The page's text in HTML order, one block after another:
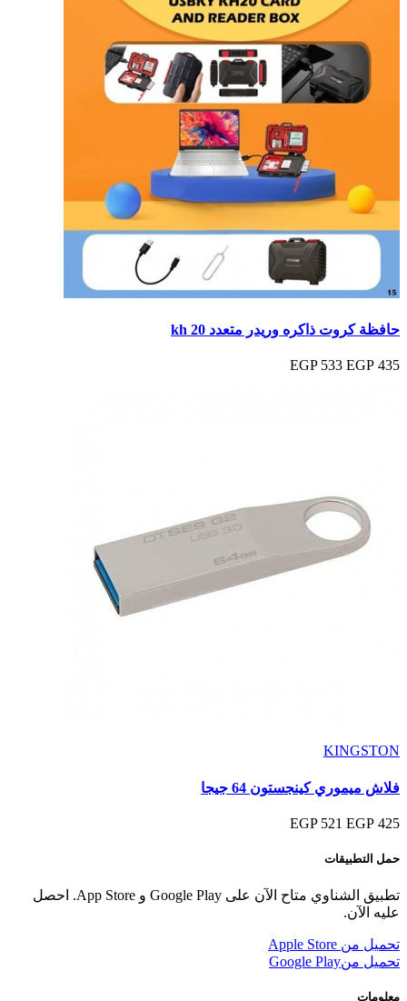
حافظة كروت ذاكره وريدر متعدد kh 20
435 EGP
533 EGP
KINGSTON
فلاش ميموري كينجستون 64 جيجا
425 EGP
521 EGP
حمل التطبيقات
تطبيق الشناوي متاح الآن على Google Play و App Store. احصل
عليه الآن.
تحميل من Apple Store
تحميل منGoogle Play
معلومات